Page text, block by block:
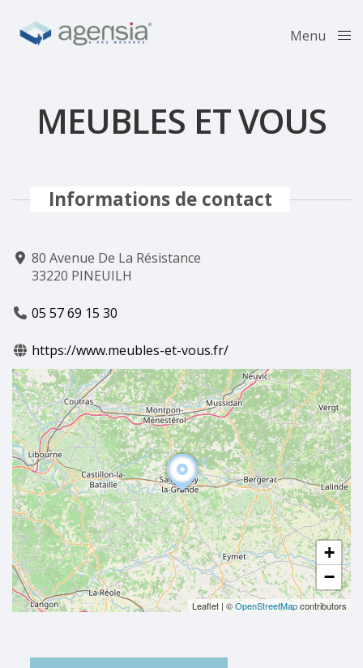
Menu
MEUBLES ET VOUS
Informations de contact
80 Avenue De La Résistance
33220 PINEUILH
05 57 69 15 30
https://www.meubles-et-vous.fr/
+
−
Leaflet | ©OpenStreetMapcontributors